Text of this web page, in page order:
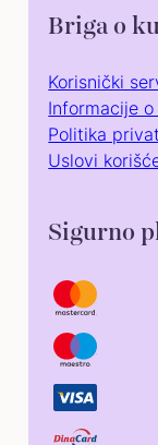
Briga o
Korisnički
Informacije
Politika
Uslovi
Sigurno